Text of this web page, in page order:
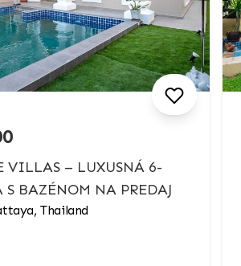
VILLAS – LUXUSNÁ 6-
BAZÉNOM NA PREDAJ
Thailand